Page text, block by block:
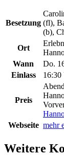
Besetzung (fl),
(b),
Ort
Wann
Do.
Einlass
16:30
Preis
Webseite mehr
Weitere